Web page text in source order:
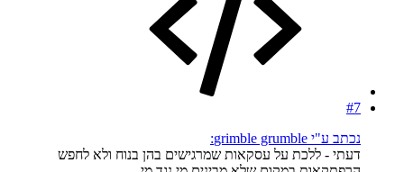
#7
נכתב ע"י grimble grumble:
דעתי - ללכת על עסקאות שמרגישים בהן בנוח ולא לחפש